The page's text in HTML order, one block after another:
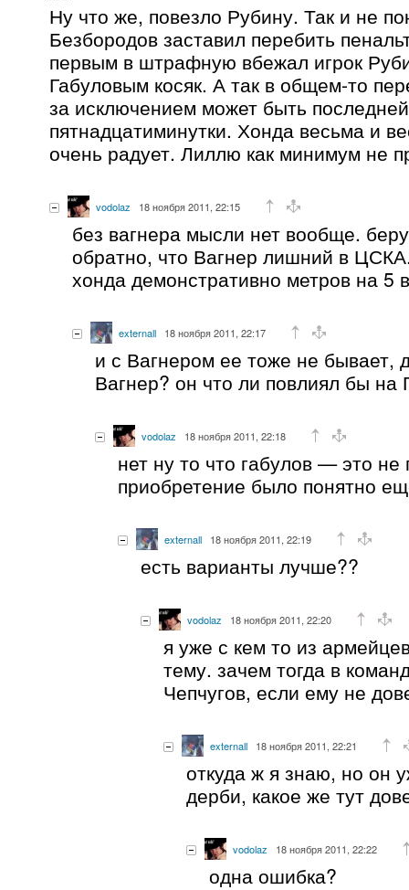
Ну что же, повезло Рубину. Так и не
Безбородов заставил перебить
первым в штрафную вбежал игрок
Габуловым косяк. А так в общем-то
за исключением может быть последней
пятнадцатиминутки. Хонда весьма и
очень радует. Лиллю как минимум не
vodolaz 18 ноября 2011, 22:15
без вагнера мысли нет вообще.
обратно, что Вагнер лишний в
хонда демонстративно метров на 5
externall 18 ноября 2011, 22:17
и с Вагнером ее тоже не бывает,
Вагнер? он что ли повлиял бы на
vodolaz 18 ноября 2011, 22:18
нет ну то что габулов — это не
приобретение было понятно
externall 18 ноября 2011, 22:19
есть варианты лучше??
vodolaz 18 ноября 2011, 22:20
я уже с кем то из
тему. зачем тогда в
Чепчугов, если ему не
externall 18 ноября 2011, 22:21
откуда ж я знаю, но он
дерби, какое же тут
vodolaz 18 ноября 2011, 22:22
одна ошибка?